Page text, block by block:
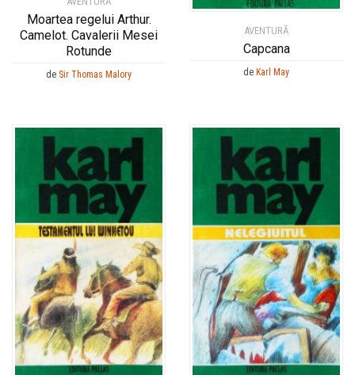
Moartea regelui Arthur.
Camelot. Cavalerii Mesei
Rotunde
de Sir Thomas Malory
AVENTURĂ
Capcana
de Karl May